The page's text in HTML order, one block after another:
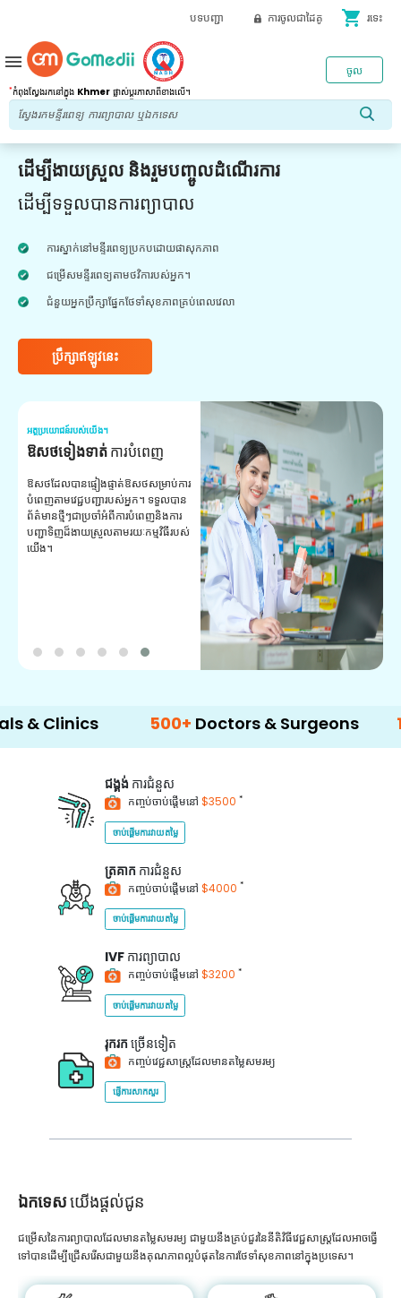
បទបញ្ជា ការចូលជាដៃគូ shopping_cart រទេះ
*កំពុងស្វែងរកនៅក្នុង Khmer ផ្លាស់ប្តូរភាសាពីខាងលើ។
ចូល
menu
ដើម្បីងាយស្រួល និងរួមបញ្ចូលដំណើរការ
ដើម្បីទទួលបានការព្យាបាល
ការស្នាក់នៅមន្ទីរពេទ្យប្រកបដោយផាសុកភាព
ជម្រើសមន្ទីរពេទ្យតាមថវិការបស់អ្នក។
ជំនួយអ្នកប្រឹក្សាផ្នែកថែទាំសុខភាពគ្រប់ពេលវេលា
ប្រឹក្សាឥឡូវនេះ
អត្ថប្រយោជន៍របស់យើង។
ឱសថទៀងទាត់ការបំពេញ
ឱសថដែលបានផ្ទៀងផ្ទាត់ឱសថសម្រាប់ការ
បំពេញតាមវេជ្ជបញ្ជារបស់អ្នក។ ទទួល​បាន​
ព័ត៌មាន​ថ្មីៗ​ជា​ប្រចាំ​អំពី​ការ​បំពេញ​និង​ការ​
បញ្ជា​ទិញ​ដ៏​ងាយ​ស្រួល​តាម​រយៈ​កម្មវិធី​របស់​
យើង។
500+ Doctors & Surgeons 14+
ជង្គង់ ការជំនួស
កញ្ចប់ចាប់ផ្តើមនៅ $3500 *
ចាប់ផ្តើមការវាយតម្លៃ
ត្រគាក ការជំនួស
កញ្ចប់ចាប់ផ្តើមនៅ $4000 *
ចាប់ផ្តើមការវាយតម្លៃ
IVF ការព្យាបាល
កញ្ចប់ចាប់ផ្តើមនៅ $3200 *
ចាប់ផ្តើមការវាយតម្លៃ
រុករក ច្រើនទៀត
កញ្ចប់វេជ្ជសាស្ត្រដែលមានតម្លៃសមរម្យ
ផ្ញើការសាកសួរ
ឯកទេសយើងផ្តល់ជូន
ជម្រើសនៃការព្យាបាលដែលមានតម្លៃសមរម្យ ជាមួយនឹងគ្រប់ជួរនៃនីតិវិធីវេជ្ជសាស្រ្តដែលអាចធ្វើ
ទៅបានដើម្បីជ្រើសរើសជាមួយនឹងគុណភាពល្អបំផុតនៃការថែទាំសុខភាពនៅក្នុងប្រទេស។